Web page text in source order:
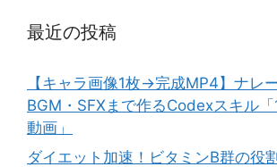
最近の投稿
【キャラ画像1枚→完成MP4】ナレ
BGM・SFXまで作るCodexスキル
動画」
ダイエット加速！ビタミンB群の役